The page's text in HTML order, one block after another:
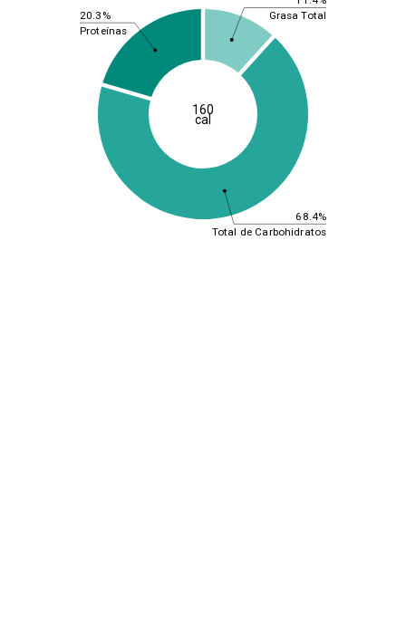
68.4%
20.3% Grasa Total
Total de Carbohidratos
Proteínas
160
cal